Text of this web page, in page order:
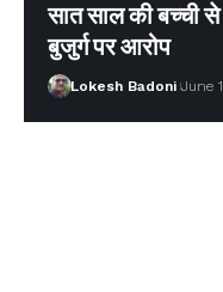
सात साल की बच्ची
बुजुर्ग पर आरोप
Lokesh Badoni June